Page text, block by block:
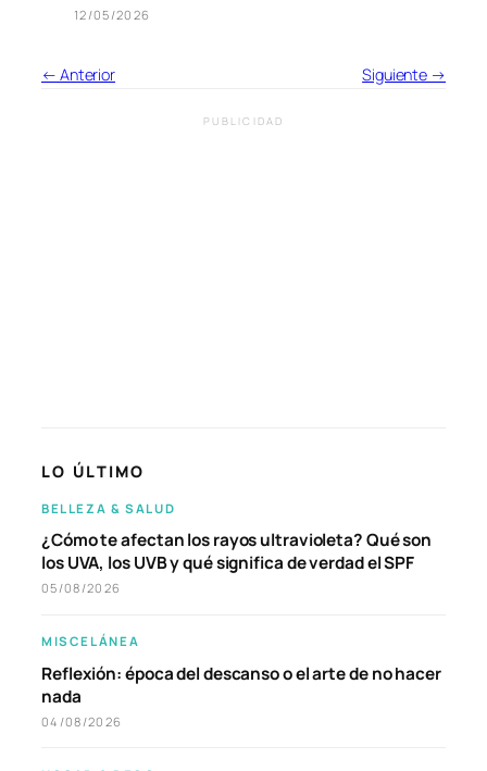
12/05/2026
← Anterior Siguiente →
PUBLICIDAD
LO ÚLTIMO
BELLEZA & SALUD
¿Cómo te afectan los rayos ultravioleta? Qué son
los UVA, los UVB y qué significa de verdad el SPF
05/08/2026
MISCELÁNEA
Reflexión: época del descanso o el arte de no hacer
nada
04/08/2026